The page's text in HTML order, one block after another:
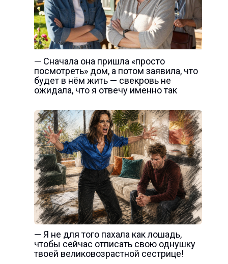
— Сначала она пришла «просто
посмотреть» дом, а потом заявила, что
будет в нём жить — свекровь не
ожидала, что я отвечу именно так
— Я не для того пахала как лошадь,
чтобы сейчас отписать свою однушку
твоей великовозрастной сестрице!